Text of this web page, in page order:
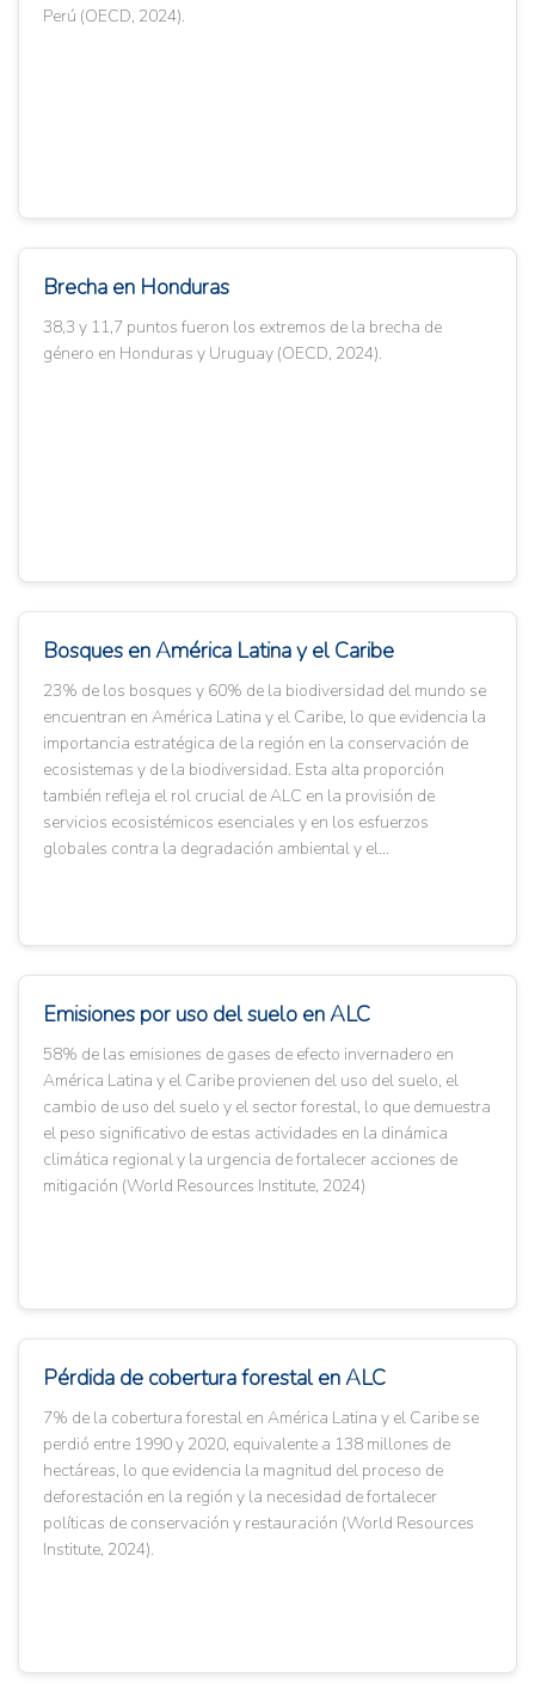
Perú (OECD, 2024).
Brecha en Honduras
38,3 y 11,7 puntos fueron los extremos de la brecha de
género en Honduras y Uruguay (OECD, 2024).
Bosques en América Latina y el Caribe
23% de los bosques y 60% de la biodiversidad del mundo se
encuentran en América Latina y el Caribe, lo que evidencia la
importancia estratégica de la región en la conservación de
ecosistemas y de la biodiversidad. Esta alta proporción
también refleja el rol crucial de ALC en la provisión de
servicios ecosistémicos esenciales y en los esfuerzos
globales contra la degradación ambiental y el...
Emisiones por uso del suelo en ALC
58% de las emisiones de gases de efecto invernadero en
América Latina y el Caribe provienen del uso del suelo, el
cambio de uso del suelo y el sector forestal, lo que demuestra
el peso significativo de estas actividades en la dinámica
climática regional y la urgencia de fortalecer acciones de
mitigación (World Resources Institute, 2024)
Pérdida de cobertura forestal en ALC
7% de la cobertura forestal en América Latina y el Caribe se
perdió entre 1990 y 2020, equivalente a 138 millones de
hectáreas, lo que evidencia la magnitud del proceso de
deforestación en la región y la necesidad de fortalecer
políticas de conservación y restauración (World Resources
Institute, 2024).